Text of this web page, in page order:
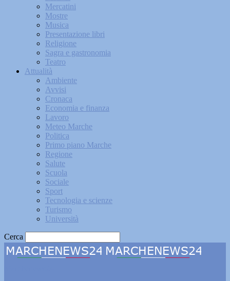
Mercatini
Mostre
Musica
Presentazione libri
Religione
Sagra e gastronomia
Teatro
Attualità
Ambiente
Avvisi
Cronaca
Economia e finanza
Lavoro
Meteo Marche
Politica
Primo piano Marche
Regione
Salute
Scuola
Sociale
Sport
Tecnologia e scienze
Turismo
Università
Cerca